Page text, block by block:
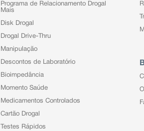
Programa de Relacionamento Drogal
Mais
Disk Drogal
Drogal Drive-Thru
Manipulação
Descontos de Laboratório
Bioimpedância
Momento Saúde
Medicamentos Controlados
Cartão Drogal
Testes Rápidos